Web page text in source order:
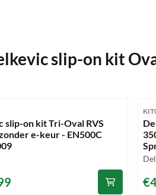
slip-on kit
slip-on kit Tri-Oval RVS
e-keur - EN500C